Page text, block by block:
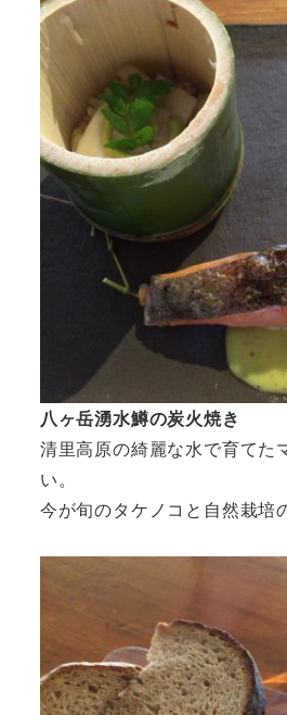
八ヶ岳湧水鱒の炭火焼き
清里高原の綺麗な水で育てた
い。
今が旬のタケノコと自然栽培